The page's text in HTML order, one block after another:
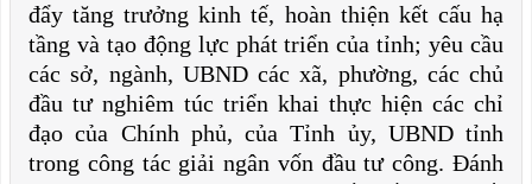
đẩy tăng trưởng kinh tế, hoàn thiện kết cấu hạ
tầng và tạo động lực phát triển của tỉnh; yêu cầu
các sở, ngành, UBND các xã, phường, các chủ
đầu tư nghiêm túc triển khai thực hiện các chỉ
đạo của Chính phủ, của Tỉnh ủy, UBND tỉnh
trong công tác giải ngân vốn đầu tư công. Đánh